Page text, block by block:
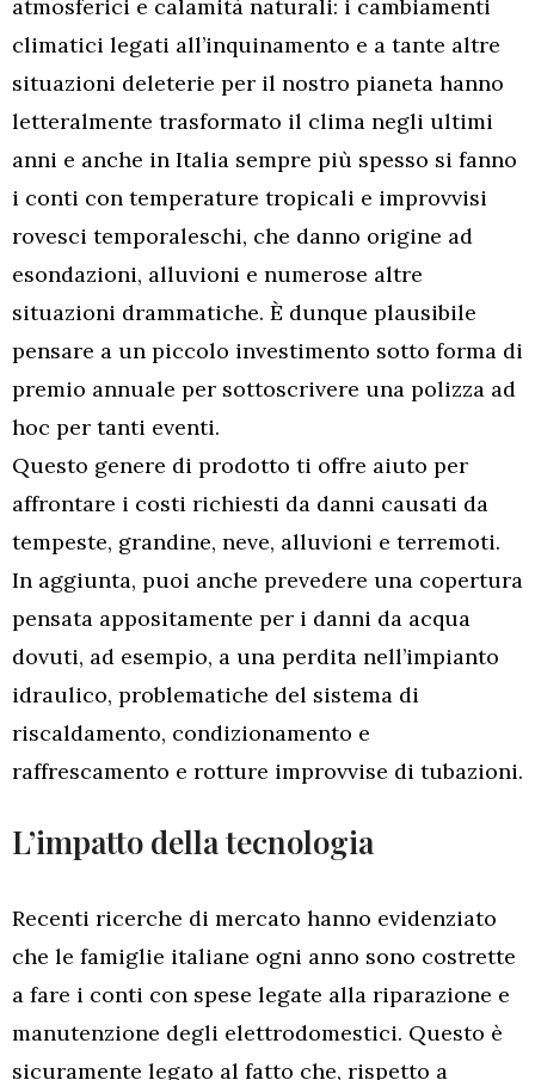
atmosferici e calamità naturali: i cambiamenti
climatici legati all’inquinamento e a tante altre
situazioni deleterie per il nostro pianeta hanno
letteralmente trasformato il clima negli ultimi
anni e anche in Italia sempre più spesso si fanno
i conti con temperature tropicali e improvvisi
rovesci temporaleschi, che danno origine ad
esondazioni, alluvioni e numerose altre
situazioni drammatiche. È dunque plausibile
pensare a un piccolo investimento sotto forma di
premio annuale per sottoscrivere una polizza ad
hoc per tanti eventi.
Questo genere di prodotto ti offre aiuto per
affrontare i costi richiesti da danni causati da
tempeste, grandine, neve, alluvioni e terremoti.
In aggiunta, puoi anche prevedere una copertura
pensata appositamente per i danni da acqua
dovuti, ad esempio, a una perdita nell’impianto
idraulico, problematiche del sistema di
riscaldamento, condizionamento e
raffrescamento e rotture improvvise di tubazioni.
L’impatto della tecnologia
Recenti ricerche di mercato hanno evidenziato
che le famiglie italiane ogni anno sono costrette
a fare i conti con spese legate alla riparazione e
manutenzione degli elettrodomestici. Questo è
sicuramente legato al fatto che, rispetto a